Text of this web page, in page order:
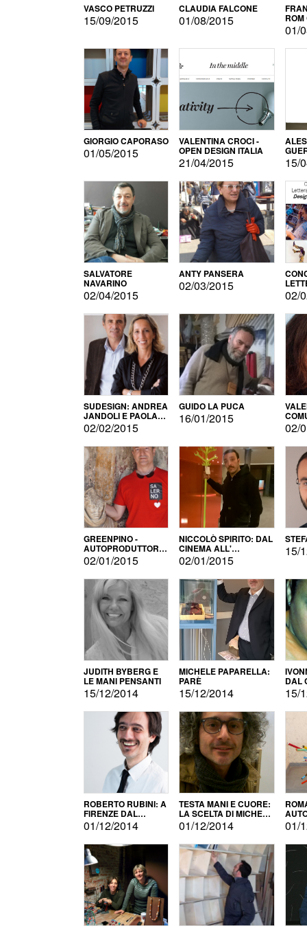
VASCO PETRUZZI
15/09/2015
CLAUDIA FALCONE
01/08/2015
01/
GIORGIO CAPORASO
01/05/2015
VALENTINA CROCI -
OPEN DESIGN ITALIA
21/04/2015 15/
SALVATORE
NAVARINO
02/04/2015
ANTY PANSERA
02/03/2015
02/
SUDESIGN: ANDREA
JANDOLI E PAOLA
PISAPIA
02/02/2015
GUIDO LA PUCA
16/01/2015
02/
GREENPINO -
AUTOPRODUTTORE
PER AMORE
02/01/2015
NICCOLÒ SPIRITO: DAL
CINEMA ALL'
AUTOPRODUZIONE
02/01/2015
15/
JUDITH BYBERG E
LE MANI PENSANTI
15/12/2014
MICHELE PAPARELLA:
PARÈ
15/12/2014
DAL
15/
ROBERTO RUBINI: A
FIRENZE DAL
PRODOTTO ALLA
PROMOZIONE
01/12/2014
TESTA MANI E CUORE:
LA SCELTA DI MICHELE
BARBERIO
01/12/2014 01/